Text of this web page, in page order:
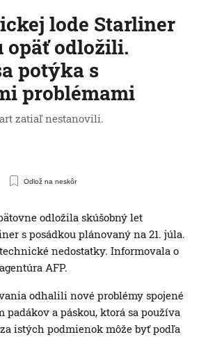
lode Starliner
opäť odložili.
potýka s
problémami
zatiaľ nestanovili.
Odlož na neskôr
odložila skúšobný let
s posádkou plánovaný na 21. júla.
nedostatky. Informovala o
AFP.
odhalili nové problémy spojené
padákov a páskou, ktorá sa používa
istých podmienok môže byť podľa